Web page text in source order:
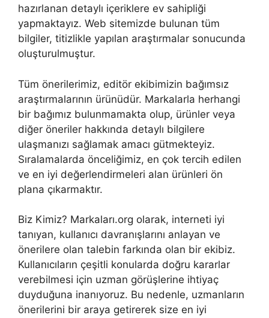
hazırlanan detaylı içeriklere ev sahipliği
yapmaktayız. Web sitemizde bulunan tüm
bilgiler, titizlikle yapılan araştırmalar sonucunda
oluşturulmuştur.
Tüm önerilerimiz, editör ekibimizin bağımsız
araştırmalarının ürünüdür. Markalarla herhangi
bir bağımız bulunmamakta olup, ürünler veya
diğer öneriler hakkında detaylı bilgilere
ulaşmanızı sağlamak amacı gütmekteyiz.
Sıralamalarda önceliğimiz, en çok tercih edilen
ve en iyi değerlendirmeleri alan ürünleri ön
plana çıkarmaktır.
Biz Kimiz? Markaları.org olarak, interneti iyi
tanıyan, kullanıcı davranışlarını anlayan ve
önerilere olan talebin farkında olan bir ekibiz.
Kullanıcıların çeşitli konularda doğru kararlar
verebilmesi için uzman görüşlerine ihtiyaç
duyduğuna inanıyoruz. Bu nedenle, uzmanların
önerilerini bir araya getirerek size en iyi